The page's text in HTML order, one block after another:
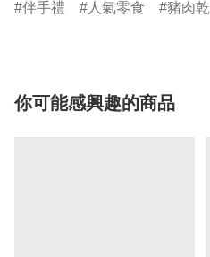
伴手禮 人氣零食 豬肉乾
你可能感興趣的商品